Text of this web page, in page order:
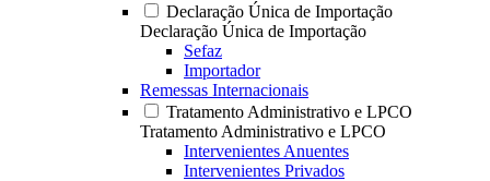
Declaração Única de Importação
Declaração Única de Importação
Sefaz
Importador
Remessas Internacionais
Tratamento Administrativo e LPCO
Tratamento Administrativo e LPCO
Intervenientes Anuentes
Intervenientes Privados